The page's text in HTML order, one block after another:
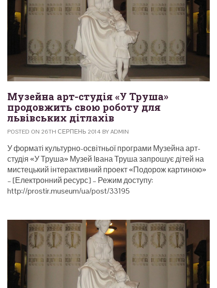
Музейна арт-студія «У Труша»
продовжить свою роботу для
львівських дітлахів
POSTED ON 26TH СЕРПЕНЬ 2014 BY ADMIN
У форматі культурно-освітньої програми Музейна арт-
студія «У Труша» Музей Івана Труша запрошує дітей на
мистецький інтерактивний проект «Подорож картиною»
– [Електронний ресурс] – Режим доступу:
http://prostir.museum/ua/post/33195